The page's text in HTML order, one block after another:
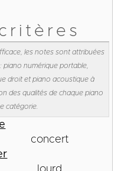
les notes sont attribuées
numérique portable,
droit et piano acoustique à
des qualités de chaque piano
catégorie.
concert